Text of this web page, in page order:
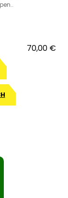
70,00 €